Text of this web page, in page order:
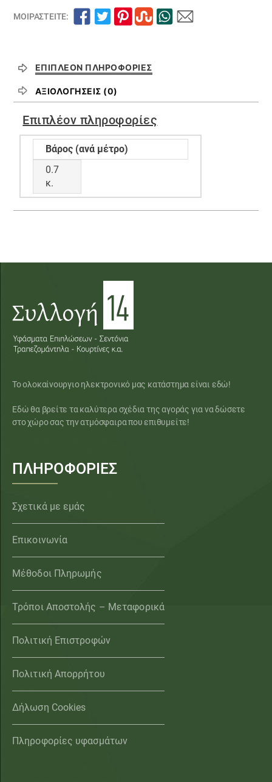
ΜΟΙΡΑΣΤΕΊΤΕ:
ΕΠΙΠΛΈΟΝ ΠΛΗΡΟΦΟΡΊΕΣ
ΑΞΙΟΛΟΓΉΣΕΙΣ (0)
Επιπλέον πληροφορίες
Βάρος (ανά μέτρο)
0.7
κ.
Το ολοκαίνουργιο ηλεκτρονικό μας κατάστημα είναι εδώ!
Εδώ θα βρείτε τα καλύτερα σχέδια της αγοράς για να δώσετε
στο χώρο σας την ατμόσφαιρα που επιθυμείτε!
ΠΛΗΡΟΦΟΡΙΕΣ
Σχετικά με εμάς
Επικοινωνία
Μέθοδοι Πληρωμής
Τρόποι Αποστολής – Μεταφορικά
Πολιτική Επιστροφών
Πολιτική Απορρήτου
Δήλωση Cookies
Πληροφορίες υφασμάτων